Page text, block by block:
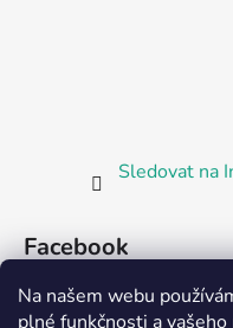
Na našem webu
plné funkčnosti a
Sledovat na
Facebook